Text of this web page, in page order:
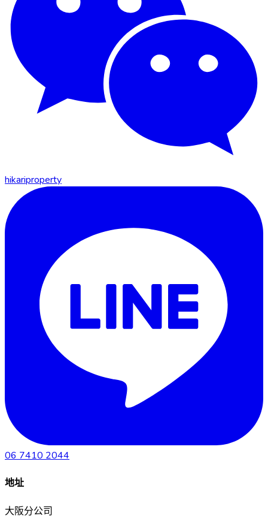
hikariproperty
06 7410 2044
地址
大阪分公司